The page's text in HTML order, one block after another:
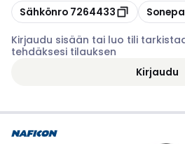
Kopioi
Sähkönro 7264433 Kopioi
Kirjaudu sisään tai luo tili
tehdäksesi tilauksen
Kirjaudu